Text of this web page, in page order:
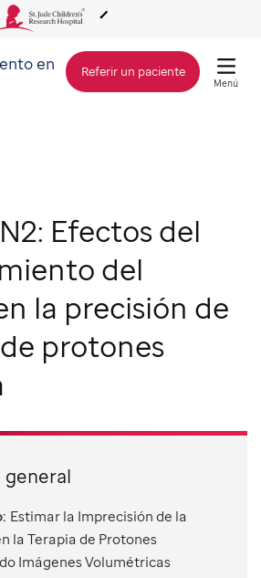
en Referir un paciente
Menú
Efectos del
del
la precisión de
protones
general
Estimar la Imprecisión de la
la Terapia de Protones
Imágenes Volumétricas